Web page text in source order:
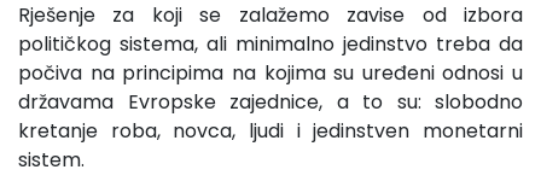
Rješenje za koji se zalažemo zavise od izbora
političkog sistema, ali minimalno jedinstvo treba da
počiva na principima na kojima su uređeni odnosi u
državama Evropske zajednice, a to su: slobodno
kretanje roba, novca, ljudi i jedinstven mone­tarni
sistem.